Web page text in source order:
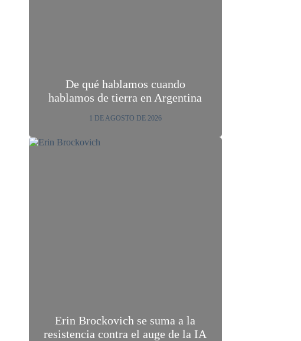
De qué hablamos cuando
hablamos de tierra en Argentina
1 DE AGOSTO DE 2026
Erin Brockovich se suma a la
resistencia contra el auge de la IA